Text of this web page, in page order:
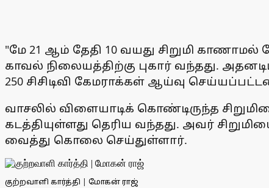
"மே 21 ஆம் தேதி 10 வயது சிறுமி
காவல் நிலையத்திற்கு புகார் வந்தது.
250 சிசிடிவி கேமராக்கள் ஆய்வு
வாசலில் விளையாடிக் கொண்டிருந்த
கடத்தியுள்ளது தெரிய வந்தது. அவர்
வைத்து கொலை செய்துள்ளார்.
குற்றவாளி கார்த்தி | மோகன் ராஜ்